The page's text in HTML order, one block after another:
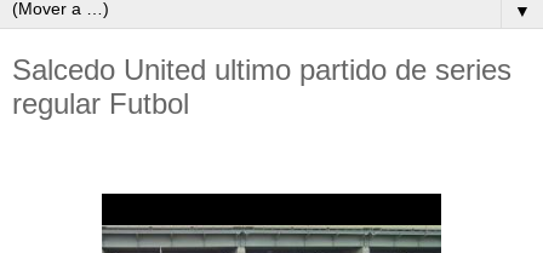
▼
Salcedo United ultimo partido de series
regular Futbol